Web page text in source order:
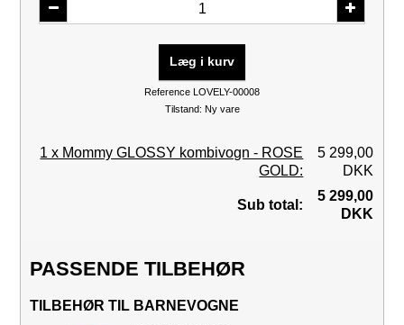
Læg i kurv
Reference LOVELY-00008
Tilstand: Ny vare
1 x Mommy GLOSSY kombivogn - ROSE
GOLD:
5 299,00
DKK
Sub total:
5 299,00
DKK
PASSENDE TILBEHØR
TILBEHØR TIL BARNEVOGNE